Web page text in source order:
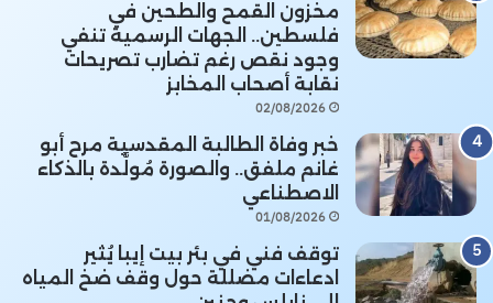
مخزون القمح والطحين في
فلسطين.. الجهات الرسمية تنفي
وجود نقص رغم تضارب تصريحات
نقابة أصحاب المخابز
02/08/2026
خبر وفاة الطالبة المقدسية مرح أبو
غانم ملفق.. والصورة مُولَّدة بالذكاء
الاصطناعي
01/08/2026
توقف فني في بئر بيت إيبا يُثير
ادعاءات مضللة حول وقف ضخ المياه